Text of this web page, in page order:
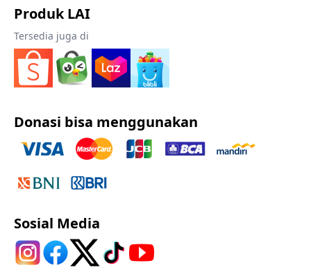
Produk LAI
Tersedia juga di
Donasi bisa menggunakan
Sosial Media